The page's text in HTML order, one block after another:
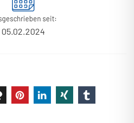
seit:
05.02.2024